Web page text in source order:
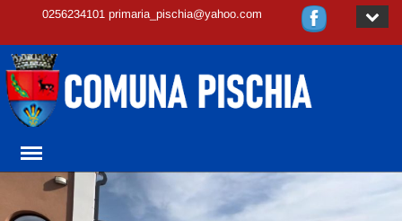
0256234101 primaria_pischia@yahoo.com